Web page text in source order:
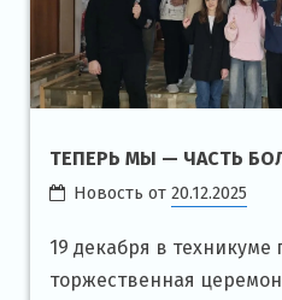
ТЕПЕРЬ МЫ — ЧАСТЬ
Новость от20.12.2025
19 декабря в техникуме
торжественная